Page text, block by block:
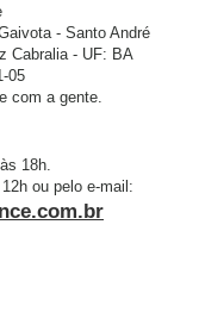
- Santo André
Cabralia - UF: BA
05
com a gente.
18h.
ou pelo e-mail: